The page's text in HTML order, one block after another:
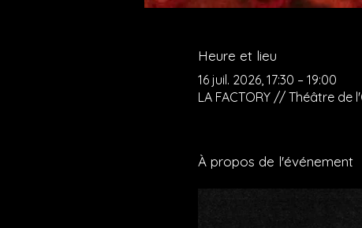
Heure et lieu
16 juil. 2026, 17:30 – 19:00
LA FACTORY // Théâtre de
À propos de l'événement